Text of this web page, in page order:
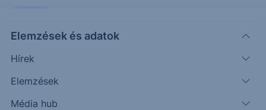
Elemzések és adatok
Hírek
Elemzések
Média hub